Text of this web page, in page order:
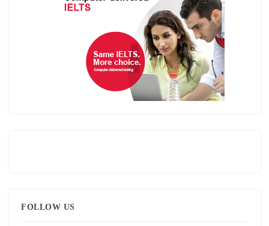
FOLLOW US